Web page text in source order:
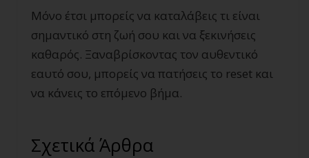
Μόνο έτσι μπορείς να καταλάβεις τι είναι
σημαντικό στη ζωή σου και να ξεκινήσεις
καθαρός. Ξαναβρίσκοντας τον αυθεντικό
εαυτό σου, μπορείς να πατήσεις το reset και
να κάνεις το επόμενο βήμα.
Σχετικά Άρθρα